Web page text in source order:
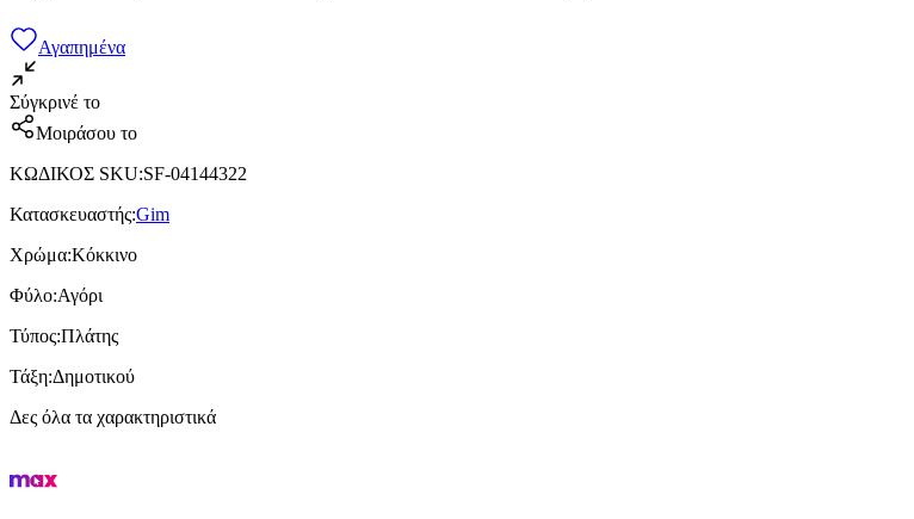
Αγαπημένα
Σύγκρινέ το
Μοιράσου το
ΚΩΔΙΚΟΣ SKU:SF-04144322
Κατασκευαστής:Gim
Χρώμα:Κόκκινο
Φύλο:Αγόρι
Τύπος:Πλάτης
Τάξη:Δημοτικού
Δες όλα τα χαρακτηριστικά